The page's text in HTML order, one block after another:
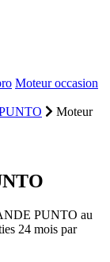
Moteur occasion
Moteur
PUNTO au
24 mois par